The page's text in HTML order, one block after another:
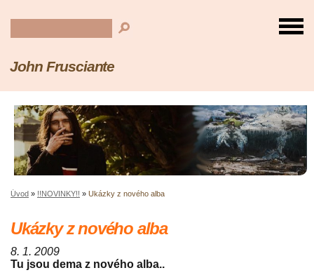
John Frusciante
Úvod » !!NOVINKY!! » Ukázky z nového alba
Ukázky z nového alba
8. 1. 2009
Tu jsou dema z nového alba..